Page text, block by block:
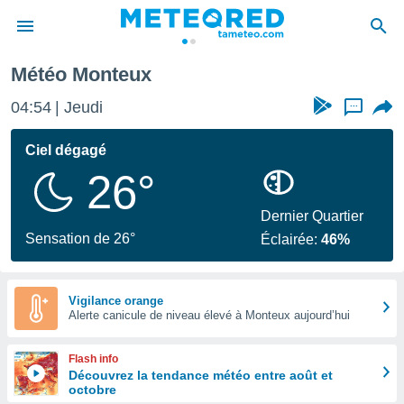
de
Météo Monteux
04:54 Jeudi ...
Ciel dégagé
26°
Sensation de 26°
Dernier Quartier
Éclairée:46%
Vigilance orange
Alerte canicule de niveau élevé à Monteux aujourd’hui
Flash info
Découvrez la tendance météo entre août et
octobre